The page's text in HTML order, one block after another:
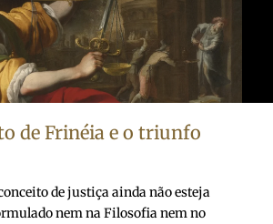
de Frinéia e o triunfo
de justiça ainda não esteja
nem na Filosofia nem no